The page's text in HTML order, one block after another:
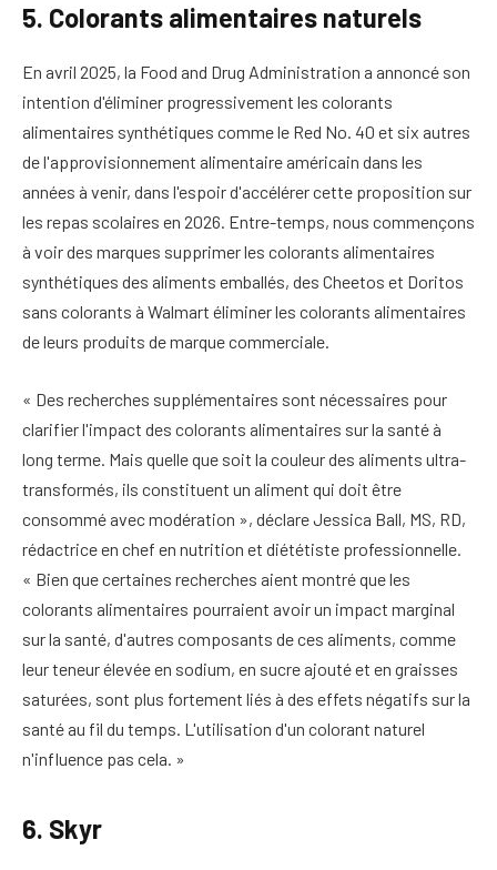
5. Colorants alimentaires naturels
En avril 2025, la Food and Drug Administration a annoncé son
intention d'éliminer progressivement les colorants
alimentaires synthétiques comme le Red No. 40 et six autres
de l'approvisionnement alimentaire américain dans les
années à venir, dans l'espoir d'accélérer cette proposition sur
les repas scolaires en 2026. Entre-temps, nous commençons
à voir des marques supprimer les colorants alimentaires
synthétiques des aliments emballés, des Cheetos et Doritos
sans colorants à Walmart éliminer les colorants alimentaires
de leurs produits de marque commerciale.
« Des recherches supplémentaires sont nécessaires pour
clarifier l'impact des colorants alimentaires sur la santé à
long terme. Mais quelle que soit la couleur des aliments ultra-
transformés, ils constituent un aliment qui doit être
consommé avec modération », déclare Jessica Ball, MS, RD,
rédactrice en chef en nutrition et diététiste professionnelle.
« Bien que certaines recherches aient montré que les
colorants alimentaires pourraient avoir un impact marginal
sur la santé, d'autres composants de ces aliments, comme
leur teneur élevée en sodium, en sucre ajouté et en graisses
saturées, sont plus fortement liés à des effets négatifs sur la
santé au fil du temps. L'utilisation d'un colorant naturel
n'influence pas cela. »
6. Skyr